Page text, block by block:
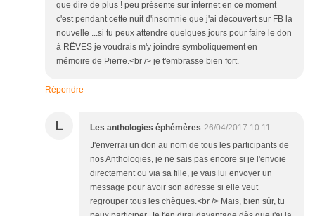
que dire de plus ! peu présente sur internet en ce moment
c'est pendant cette nuit d'insomnie que j'ai découvert sur FB la
nouvelle ...si tu peux attendre quelques jours pour faire le don
à RËVES je voudrais m'y joindre symboliquement en
mémoire de Pierre.<br /> je t'embrasse bien fort.
Répondre
L Les anthologies éphémères 26/04/2017 10:11
J'enverrai un don au nom de tous les participants de
nos Anthologies, je ne sais pas encore si je l'envoie
directement ou via sa fille, je vais lui envoyer un
message pour avoir son adresse si elle veut
regrouper tous les chèques.<br /> Mais, bien sûr, tu